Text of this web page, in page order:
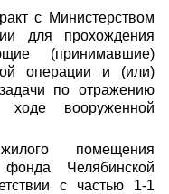
с Министерством
для прохождения
(принимавшие)
операции и (или)
по отражению
ходе вооруженной
помещения
фонда Челябинской
с частью 1-1